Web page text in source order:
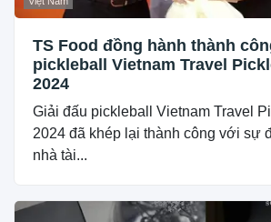
TS Food đồng hành thành
pickleball Vietnam Travel
2024
Giải đấu pickleball Vietnam Travel
2024 đã khép lại thành công với sự
nhà tài...